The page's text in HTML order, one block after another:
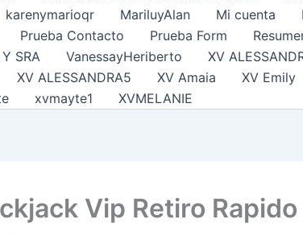
karenymarioqr MariluyAlan Mi cuenta
Prueba Contacto Prueba Form
SRA
VanessayHeriberto XV
XV ALESSANDRA5 XV Amaia XV Emily
xvmayte1 XVMELANIE
Vip Retiro Rapido